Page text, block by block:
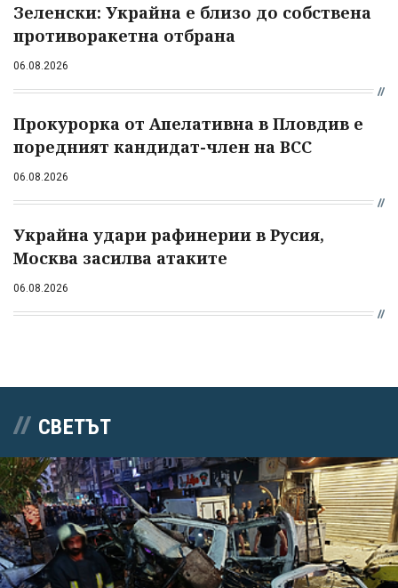
Зеленски: Украйна е близо до собствена
противоракетна отбрана
06.08.2026
Прокурорка от Апелативна в Пловдив е
поредният кандидат-член на ВСС
06.08.2026
Украйна удари рафинерии в Русия,
Москва засилва атаките
06.08.2026
СВЕТЪТ